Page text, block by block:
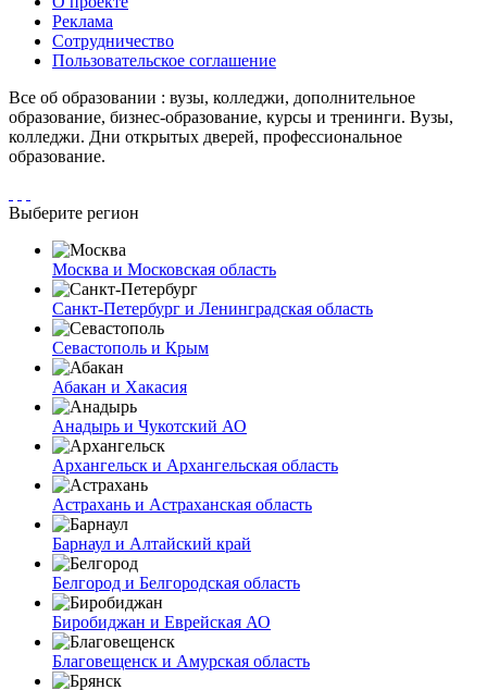
Реклама
Сотрудничество
Пользовательское соглашение
Все об образовании : вузы, колледжи, дополнительное
образование, бизнес-образование, курсы и тренинги. Вузы,
колледжи. Дни открытых дверей, профессиональное
образование.
Выберите регион
Москва и Московская область
Санкт-Петербург и Ленинградская область
Севастополь и Крым
Абакан и Хакасия
Анадырь и Чукотский АО
Архангельск и Архангельская область
Астрахань и Астраханская область
Барнаул и Алтайский край
Белгород и Белгородская область
Биробиджан и Еврейская АО
Благовещенск и Амурская область